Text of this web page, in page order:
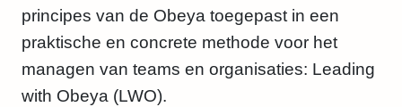
principes van de Obeya toegepast in een
praktische en concrete methode voor het
managen van teams en organisaties: Leading
with Obeya (LWO).